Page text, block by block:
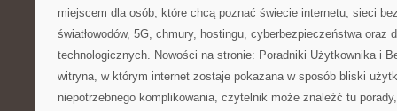
miejscem dla osób, które chcą poznać świecie internetu, sieci
światłowodów, 5G, chmury, hostingu, cyberbezpieczeństwa oraz
technologicznych. Nowości na stronie: Poradniki Użytkownika i
witryna, w którym internet zostaje pokazana w sposób bliski
niepotrzebnego komplikowania, czytelnik może znaleźć tu